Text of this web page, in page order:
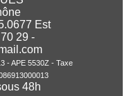
Est
29 -
- APE 5530Z - Taxe
48h